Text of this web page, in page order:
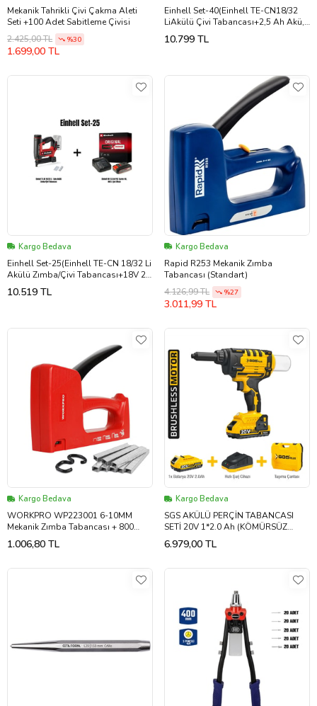
Mekanik Tahrikli Çivi Çakma Aleti
Seti +100 Adet Sabitleme Çivisi
2.425,00 TL
%30
1.699,00 TL
Einhell Set-40(Einhell TE-CN18/32
LiAkülü Çivi Tabancası+2,5 Ah Akü,
Şarj Cihazı+25mm Çivi Seti)
10.799 TL
Kargo Bedava
Einhell Set-25(Einhell TE-CN 18/32 Li
Akülü Zımba/Çivi Tabancası+18V 2,5
Ah Akü & Şarj Cihazı)
10.519 TL
Kargo Bedava
Rapid R253 Mekanik Zımba
Tabancası (Standart)
4.126,99 TL
%27
3.011,99 TL
Kargo Bedava
WORKPRO WP223001 6-10MM
Mekanik Zımba Tabancası + 800
Adet Zımba
1.006,80 TL
Kargo Bedava
SGS AKÜLÜ PERÇİN TABANCASI
SETİ 20V 1*2.0 Ah (KÖMÜRSÜZ
MOTOR) SGS5465
6.979,00 TL